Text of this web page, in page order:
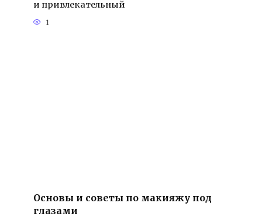
и привлекательный
1
Основы и советы по макияжу под
глазами